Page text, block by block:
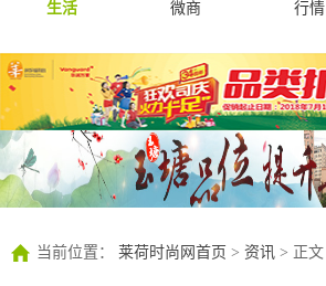
生活
微商 行情
当前位置： 莱荷时尚网首页 > 资讯 > 正文